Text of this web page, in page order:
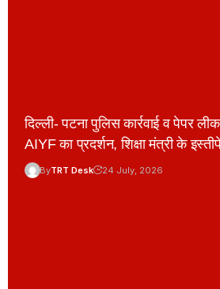
दिल्ली- पटना पुलिस कार्रवाई व पेपर
AIYF का प्रदर्शन, शिक्षा मंत्री के
ByTRT Desk 24 July, 2026